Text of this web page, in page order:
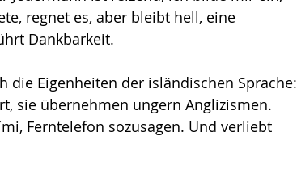
regnet es, aber bleibt hell, eine
Dankbarkeit.
die Eigenheiten der isländischen Sprache:
sie übernehmen ungern Anglizismen.
Ferntelefon sozusagen. Und verliebt